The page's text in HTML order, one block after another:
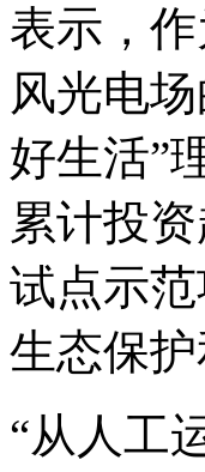
表示，
风光电
好生活”
累计投
试点示
生态保
“从人工